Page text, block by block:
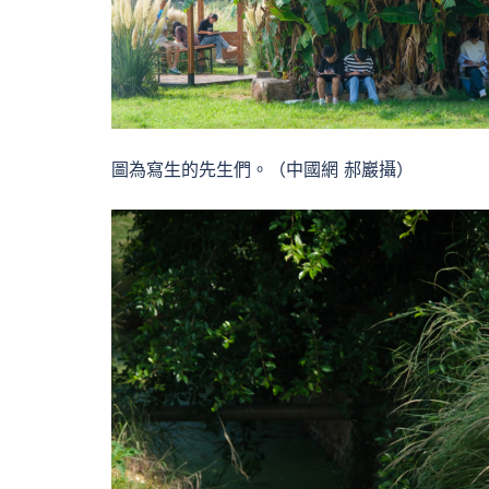
圖為寫生的先生們。（中國網 郝巖攝）